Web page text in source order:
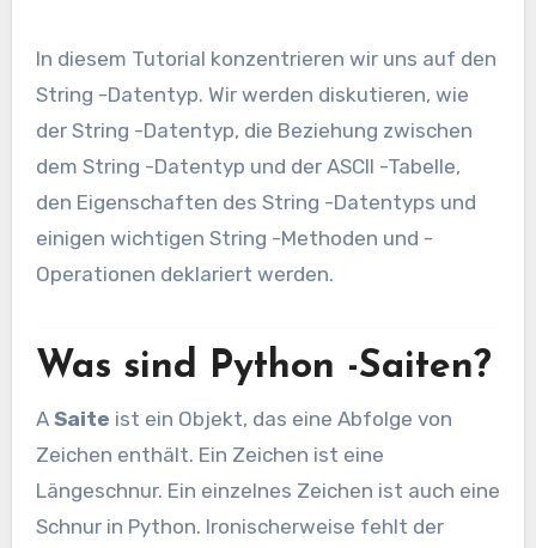
In diesem Tutorial konzentrieren wir uns auf den
String -Datentyp. Wir werden diskutieren, wie
der String -Datentyp, die Beziehung zwischen
dem String -Datentyp und der ASCII -Tabelle,
den Eigenschaften des String -Datentyps und
einigen wichtigen String -Methoden und -
Operationen deklariert werden.
Was sind Python -Saiten?
A Saite ist ein Objekt, das eine Abfolge von
Zeichen enthält. Ein Zeichen ist eine
Längeschnur. Ein einzelnes Zeichen ist auch eine
Schnur in Python. Ironischerweise fehlt der